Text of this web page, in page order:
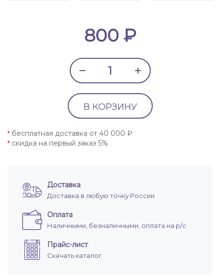
800 ₽
В КОРЗИНУ
* бесплатная доставка от 40 000 ₽
* скидка на первый заказ 5%
Доставка
Доставка в любую точку России
Оплата
Наличными, безналичными, оплата на р/с
Прайс-лист
Скачать каталог